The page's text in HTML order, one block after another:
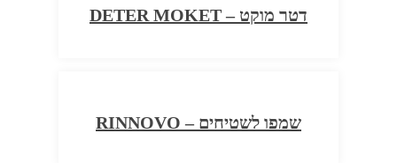
דטר מוקט – DETER MOKET
שמפו לשטיחים – RINNOVO